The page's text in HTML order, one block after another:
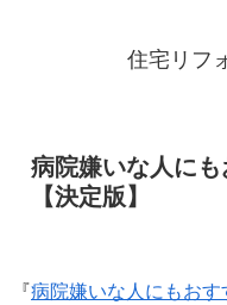
住宅リフ
病院嫌いな人に
【決定版】
『病院嫌いな人にもお